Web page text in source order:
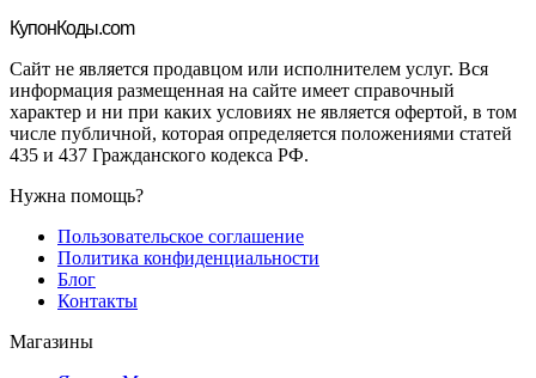
КупонКоды.com
Сайт не является продавцом или исполнителем услуг. Вся
информация размещенная на сайте имеет справочный
характер и ни при каких условиях не является офертой, в том
числе публичной, которая определяется положениями статей
435 и 437 Гражданского кодекса РФ.
Нужна помощь?
Пользовательское соглашение
Политика конфиденциальности
Блог
Контакты
Магазины